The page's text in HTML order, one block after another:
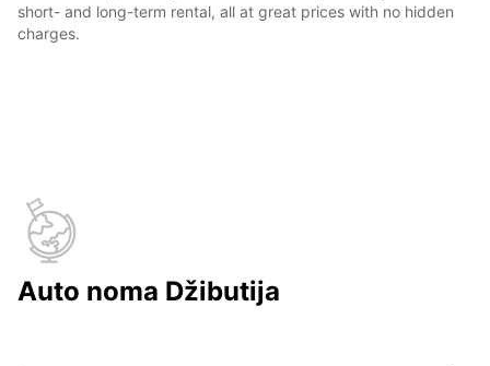
short- and long-term rental, all at great prices with no hidden
charges.
Auto noma Džibutija